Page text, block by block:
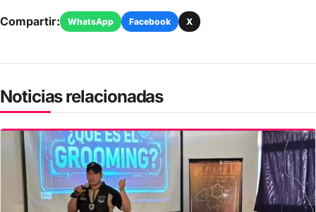
Compartir: WhatsApp Facebook X
Noticias relacionadas